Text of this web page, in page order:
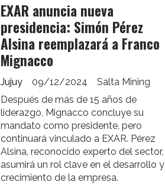
EXAR anuncia nueva
presidencia: Simón Pérez
Alsina reemplazará a Franco
Mignacco
Salta Mining
Jujuy
09/12/2024
Después de más de 15 años de
liderazgo, Mignacco concluye su
mandato como presidente, pero
continuará vinculado a EXAR. Pérez
Alsina, reconocido experto del sector,
asumirá un rol clave en el desarrollo y
crecimiento de la empresa.